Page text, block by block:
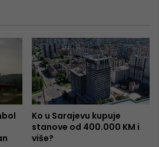
Ko u Sarajevu kupuje
stanove od 400.000 KM i
više?